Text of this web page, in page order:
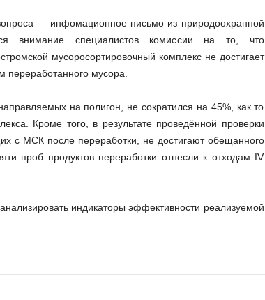
— инфомационное письмо из природоохранной
внимание специалистов комиссии на то, что
мусоросортировочный комплекс не достигает
мусора.
на полигон, не сократился на 45%, как то
Кроме того, в результате проведённой проверки
с МСК после переработки, не достигают обещанного
проб продуктов переработки отнесли к отходам IV
индикаторы эффективности реализуемой